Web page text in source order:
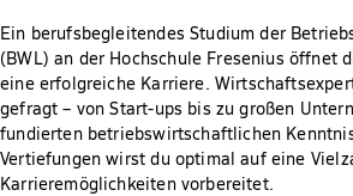
Ein berufsbegleitendes Studium der
(BWL) an der Hochschule Fresenius öffnet
eine erfolgreiche Karriere.
gefragt – von Start-ups bis zu großen
fundierten betriebswirtschaftlichen
Vertiefungen wirst du optimal auf eine
Karrieremöglichkeiten vorbereitet.